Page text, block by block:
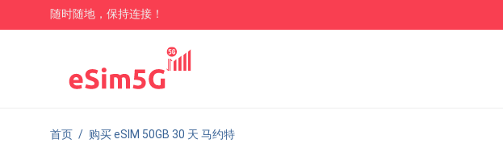
随时随地，保持连接！
首页 / 购买 eSIM 50GB 30 天 马约特